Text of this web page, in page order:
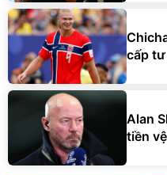
cấp
Alan
tiền